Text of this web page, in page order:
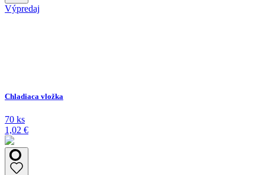
Výpredaj
Chladiaca vložka
70 ks
1,02 €